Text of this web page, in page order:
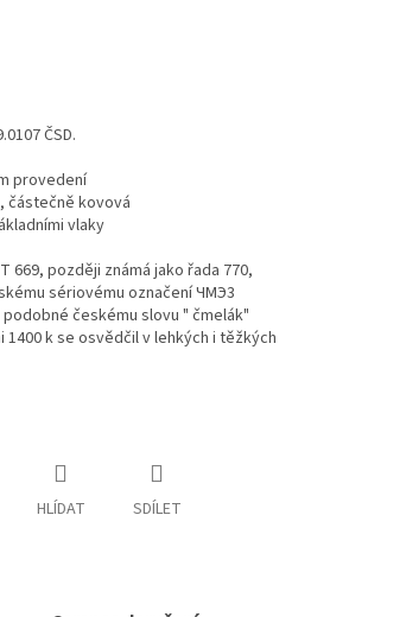
ČSD.
provedení
částečně kovová
vlaky
669, později známá jako řada 770,
sériovému označení ЧМЭ3
českému slovu " čmelák"
1400 k se osvědčil v lehkých i těžkých
HLÍDAT SDÍLET